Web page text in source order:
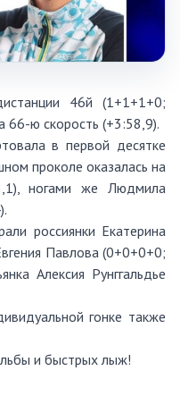
46й (1+1+1+0;
66-ю скорость (+3:58,9).
в первой десятке
проколе оказалась на
ногами же Людмила
россиянки Екатерина
Павлова (0+0+0+0;
Алексия Рунггальдье
гонке также
и быстрых лыж!